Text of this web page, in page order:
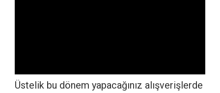
Üstelik bu dönem yapacağınız alışverişlerde